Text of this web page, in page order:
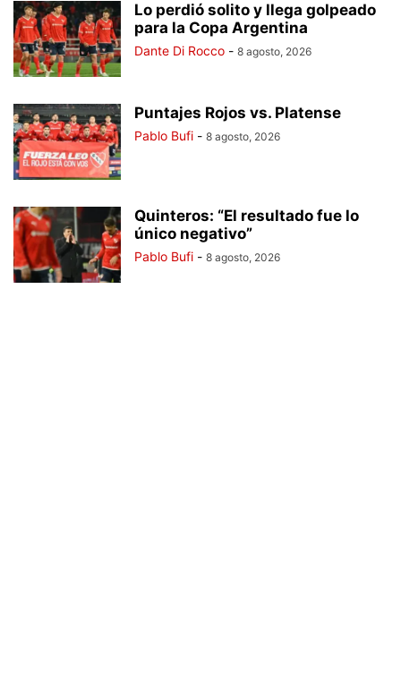
Lo perdió solito y llega golpeado
para la Copa Argentina
Dante Di Rocco - 8 agosto, 2026
Puntajes Rojos vs. Platense
Pablo Bufi - 8 agosto, 2026
Quinteros: “El resultado fue lo
único negativo”
Pablo Bufi - 8 agosto, 2026